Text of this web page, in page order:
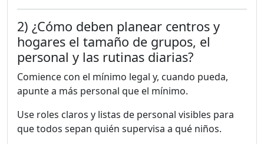
2) ¿Cómo deben planear centros y
hogares el tamaño de grupos, el
personal y las rutinas diarias?
Comience con el mínimo legal y, cuando pueda,
apunte a más personal que el mínimo.
Use roles claros y listas de personal visibles para
que todos sepan quién supervisa a qué niños.